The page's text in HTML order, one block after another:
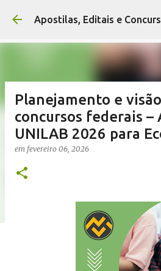
Pular para o
Apostilas, Editais e
Planejamento e
concursos federais –
UNILAB 2026 para
em fevereiro 06, 2026